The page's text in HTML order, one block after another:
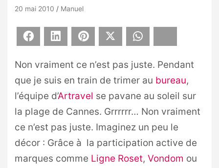
20 mai 2010 Manuel
Facebook LinkedIn Pinterest
Non vraiment ce n’est pas juste. Pendant
que je suis en train de trimer au bureau,
l’équipe d’Artravel se pavane au soleil sur
la plage de Cannes. Grrrrrr… Non vraiment
ce n’est pas juste. Imaginez un peu le
décor : Grâce à la participation active de
marques comme Ligne Roset, Vondom ou